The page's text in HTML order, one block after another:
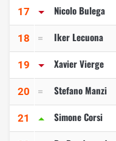
17 Nicolo Bulega
18 Iker Lecuona
19 Xavier Vierge
20 Stefano Manzi
21 Simone Corsi